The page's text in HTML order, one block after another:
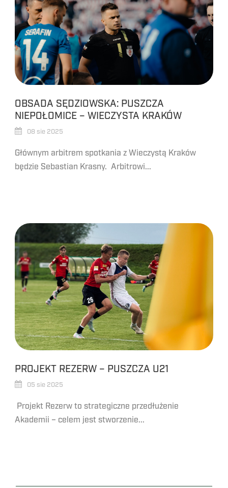
OBSADA SĘDZIOWSKA: PUSZCZA
NIEPOŁOMICE – WIECZYSTA KRAKÓW
08 sie 2025
Głównym arbitrem spotkania z Wieczystą Kraków
będzie Sebastian Krasny. Arbitrowi...
PROJEKT REZERW – PUSZCZA U21
05 sie 2025
Projekt Rezerw to strategiczne przedłużenie
Akademii – celem jest stworzenie...